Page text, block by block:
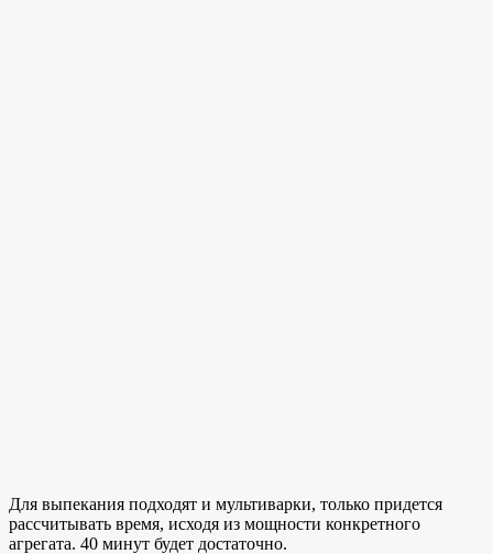
Для выпекания подходят и мультиварки, только придется
рассчитывать время, исходя из мощности конкретного
агрегата. 40 минут будет достаточно.